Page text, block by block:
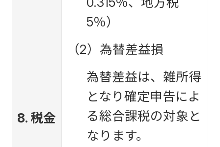
8. 税金
5％）
（2）為替差益損
為替差益は、雑所得
となり確定申告によ
る総合課税の対象と
なります。